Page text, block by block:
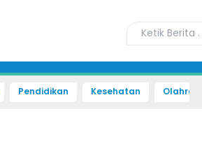
Pendidikan Kesehatan Olahraga